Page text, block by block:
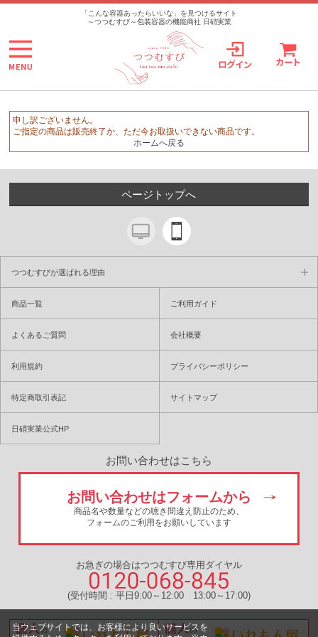
>
「こんな容器あったらいいな」を見つけるサイト
～つつむすび～包装容器の機能商社 日硝実業
申し訳ございません。
ご指定の商品は販売終了か、ただ今お取扱いできない商品です。
ホームへ戻る
ページトップへ
つつむすびが選ばれる理由
商品一覧 ご利用ガイド
よくあるご質問 会社概要
利用規約 プライバシーポリシー
特定商取引表記 サイトマップ
日硝実業公式HP
お問い合わせはこちら
お問い合わせはフォームから
商品名や数量などの聴き間違え防止のため、
フォームのご利用をお願いしています
お急ぎの場合はつつむすび専用ダイヤル
(受付時間 : 平日9:00～12:00 13:00～17:00)
当ウェブサイトでは、お客様により良いサービスを